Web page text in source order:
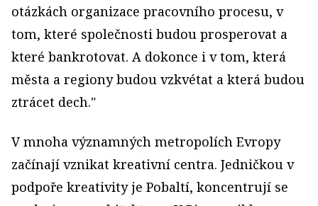
otázkách organizace pracovního procesu, v
tom, které společnosti budou prosperovat a
které bankrotovat. A dokonce i v tom, která
města a regiony budou vzkvétat a která budou
ztrácet dech."
V mnoha významných metropolích Evropy
začínají vznikat kreativní centra. Jedničkou v
podpoře kreativity je Pobaltí, koncentrují se